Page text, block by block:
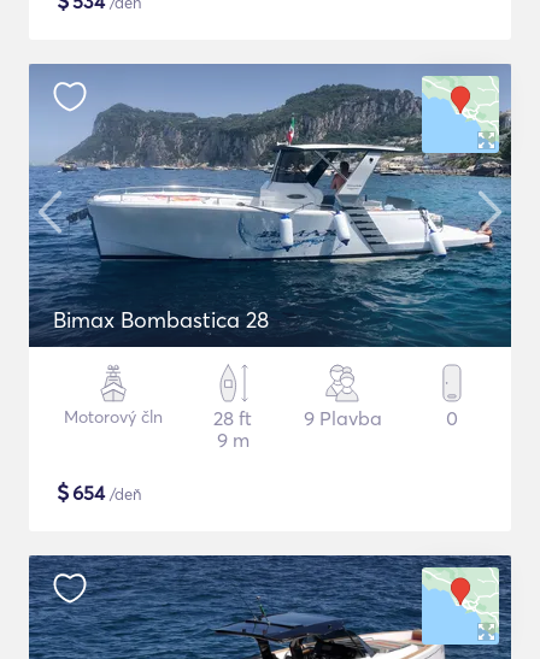
Bimax Bombastica 28
Motorový čln
28 ft
9 m
9 Plavba 0
$654/deň